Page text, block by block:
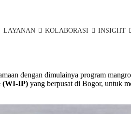
LAYANAN KOLABORASI INSIGHT
dengan dimulainya program
(WI-IP) yang berpusat di Bogor, untuk